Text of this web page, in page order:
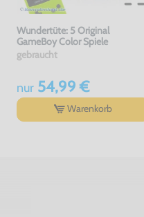
Wundertüte: 5 Original
GameBoy Color Spiele
gebraucht
nur54,99 €
Warenkorb